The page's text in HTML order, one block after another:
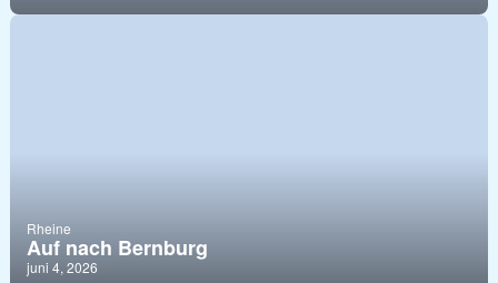
Rheine
Auf nach Bernburg
juni 4, 2026